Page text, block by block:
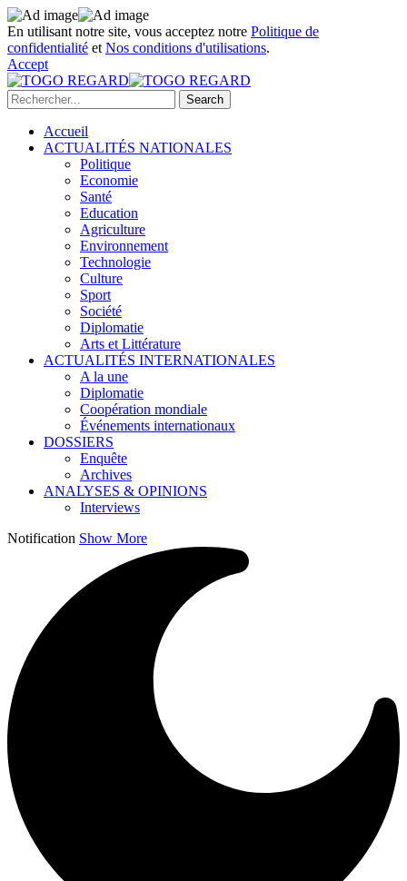
En utilisant notre site, vous acceptez notre Politique de
confidentialité et Nos conditions d'utilisations.
Accept
Accueil
ACTUALITÉS NATIONALES
Politique
Economie
Santé
Education
Agriculture
Environnement
Technologie
Culture
Sport
Société
Diplomatie
Arts et Littérature
ACTUALITÉS INTERNATIONALES
A la une
Diplomatie
Coopération mondiale
Événements internationaux
DOSSIERS
Enquête
Archives
ANALYSES & OPINIONS
Interviews
Notification Show More